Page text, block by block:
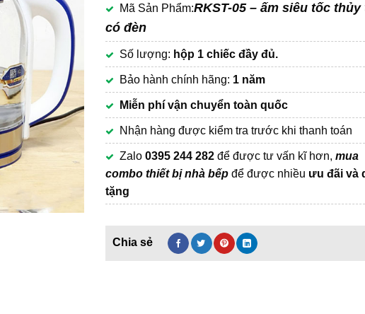
là:
389,000₫.
hiện
tại
là:
268,000₫.
Mã Sản Phẩm:RKST-05 – ấm siêu tốc thủy
có đèn
Số lượng: hộp 1 chiếc đầy đủ.
Bảo hành chính hãng: 1 năm
Miễn phí vận chuyển toàn quốc
Nhận hàng được kiểm tra trước khi thanh toán
Zalo0395 244 282 để được tư vấn kĩ hơn,mua
combo thiết bị nhà bếp để được nhiều ưu đãi và
tặng